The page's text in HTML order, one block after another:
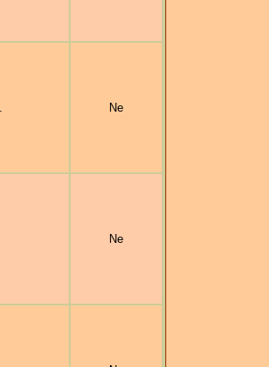
Ne
Ne